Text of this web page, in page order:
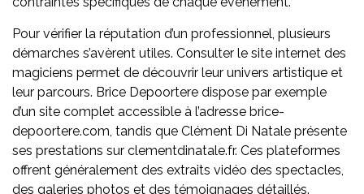
Pour vérifier la réputation d’un professionnel, plusieurs
démarches s’avèrent utiles. Consulter le site internet des
magiciens permet de découvrir leur univers artistique et
leur parcours. Brice Depoortere dispose par exemple
d’un site complet accessible à l’adresse brice-
depoortere.com, tandis que Clément Di Natale présente
ses prestations sur clementdinatale.fr. Ces plateformes
offrent généralement des extraits vidéo des spectacles,
des galeries photos et des témoignages détaillés.